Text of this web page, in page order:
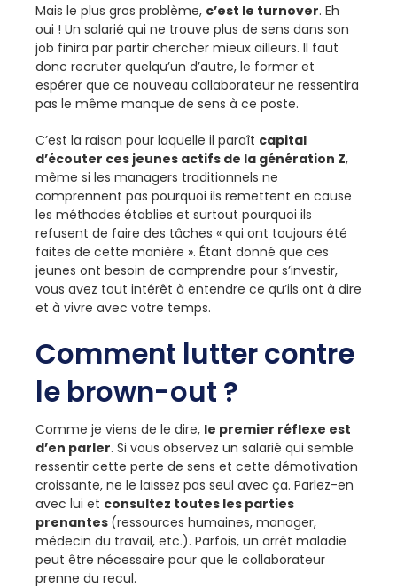
Mais le plus gros problème, c’est le turnover. Eh
oui ! Un salarié qui ne trouve plus de sens dans son
job finira par partir chercher mieux ailleurs. Il faut
donc recruter quelqu’un d’autre, le former et
espérer que ce nouveau collaborateur ne ressentira
pas le même manque de sens à ce poste.
C’est la raison pour laquelle il paraît capital
d’écouter ces jeunes actifs de la génération Z,
même si les managers traditionnels ne
comprennent pas pourquoi ils remettent en cause
les méthodes établies et surtout pourquoi ils
refusent de faire des tâches « qui ont toujours été
faites de cette manière ». Étant donné que ces
jeunes ont besoin de comprendre pour s’investir,
vous avez tout intérêt à entendre ce qu’ils ont à dire
et à vivre avec votre temps.
Comment lutter contre
le brown-out ?
Comme je viens de le dire, le premier réflexe est
d’en parler. Si vous observez un salarié qui semble
ressentir cette perte de sens et cette démotivation
croissante, ne le laissez pas seul avec ça. Parlez-en
avec lui et consultez toutes les parties
prenantes (ressources humaines, manager,
médecin du travail, etc.). Parfois, un arrêt maladie
peut être nécessaire pour que le collaborateur
prenne du recul.